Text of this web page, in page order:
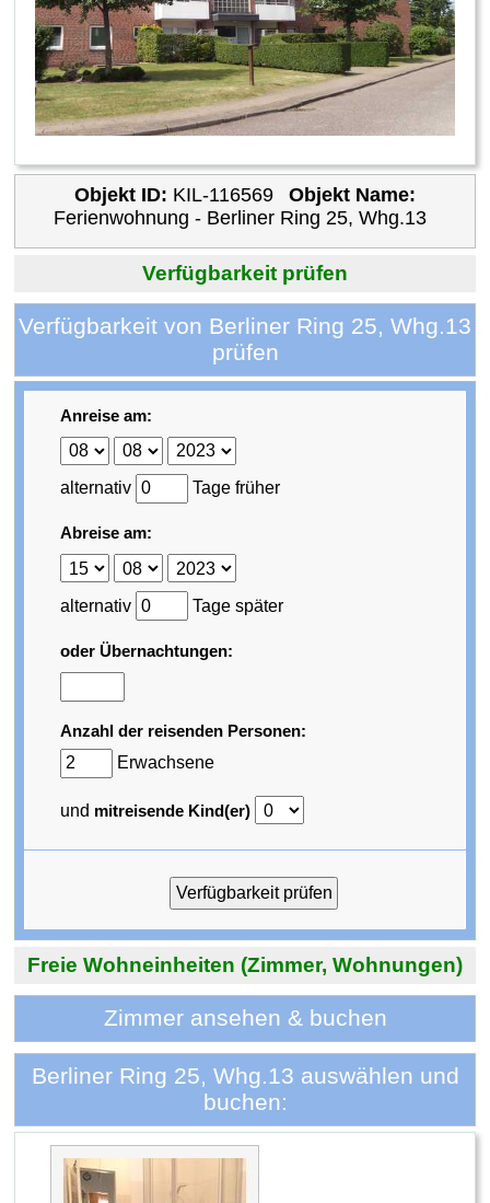
Objekt ID: KIL-116569
Objekt Name:
Ferienwohnung - Berliner Ring 25, Whg.13
Verfügbarkeit prüfen
Verfügbarkeit von Berliner Ring 25, Whg.13
prüfen
Anreise am:
alternativ Tage früher
Abreise am:
alternativ Tage später
oder Übernachtungen:
Anzahl der reisenden Personen:
Erwachsene
und mitreisende Kind(er)
Freie Wohneinheiten (Zimmer, Wohnungen)
Zimmer ansehen & buchen
Berliner Ring 25, Whg.13 auswählen und
buchen: